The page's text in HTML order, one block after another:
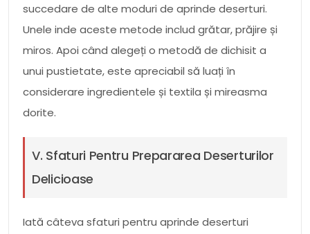
succedare de alte moduri de aprinde deserturi.
Unele inde aceste metode includ grătar, prăjire și
miros. Apoi când alegeți o metodă de dichisit a
unui pustietate, este apreciabil să luați în
considerare ingredientele și textila și mireasma
dorite.
V. Sfaturi Pentru Prepararea Deserturilor
Delicioase
Iată câteva sfaturi pentru aprinde deserturi